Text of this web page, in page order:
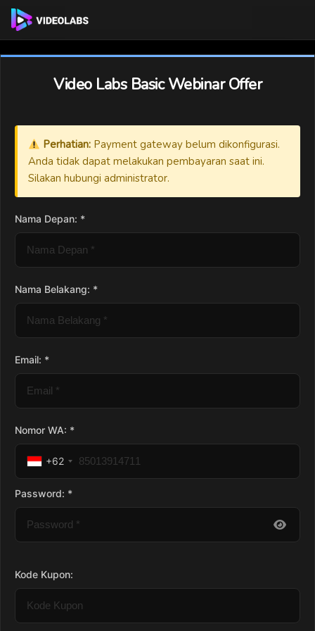
Video Labs Basic Webinar Offer
Perhatian: Payment gateway belum dikonfigurasi.
Anda tidak dapat melakukan pembayaran saat ini.
Silakan hubungi administrator.
Nama Depan: *
Nama Belakang: *
Email: *
Nomor WA: *
+62
Password: *
Kode Kupon: